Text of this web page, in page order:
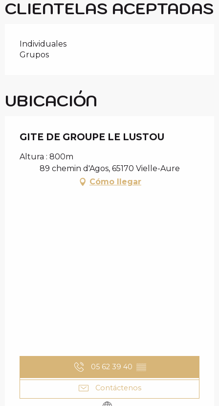
CLIENTELAS ACEPTADAS
Individuales
Grupos
UBICACIÓN
GITE DE GROUPE LE LUSTOU
Altura : 800m
89 chemin d'Agos, 65170 Vielle-Aure
Cómo llegar
05 62 39 40 ▒▒
Contáctenos